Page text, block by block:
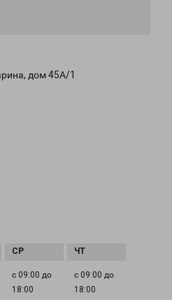
дом 45А/1
с 09:00 до
18:00
с 09:00 до
18:00